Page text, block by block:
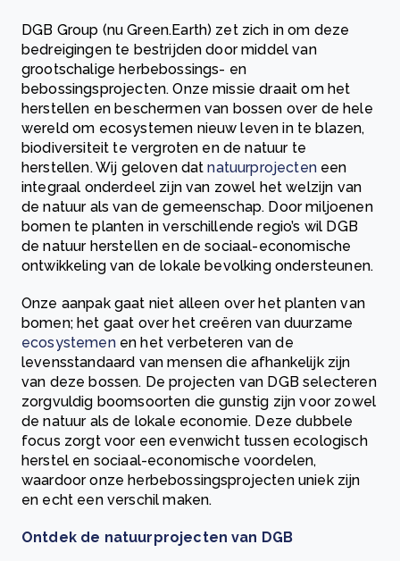
DGB Group (nu Green.Earth) zet zich in om deze
bedreigingen te bestrijden door middel van
grootschalige herbebossings- en
bebossingsprojecten. Onze missie draait om het
herstellen en beschermen van bossen over de hele
wereld om ecosystemen nieuw leven in te blazen,
biodiversiteit te vergroten en de natuur te
herstellen. Wij geloven datnatuurprojecteneen
integraal onderdeel zijn van zowel het welzijn van
de natuur als van de gemeenschap. Door miljoenen
bomen te planten in verschillende regio’s wil DGB
de natuur herstellen en de sociaal-economische
ontwikkeling van de lokale bevolking ondersteunen.
Onze aanpak gaat niet alleen over het planten van
bomen; het gaat over het creëren van duurzame
ecosystemenen het verbeteren van de
levensstandaard van mensen die afhankelijk zijn
van deze bossen. De projecten van DGB selecteren
zorgvuldig boomsoorten die gunstig zijn voor zowel
de natuur als de lokale economie. Deze dubbele
focus zorgt voor een evenwicht tussen ecologisch
herstel en sociaal-economische voordelen,
waardoor onze herbebossingsprojecten uniek zijn
en echt een verschil maken.
Ontdek de natuurprojecten van DGB